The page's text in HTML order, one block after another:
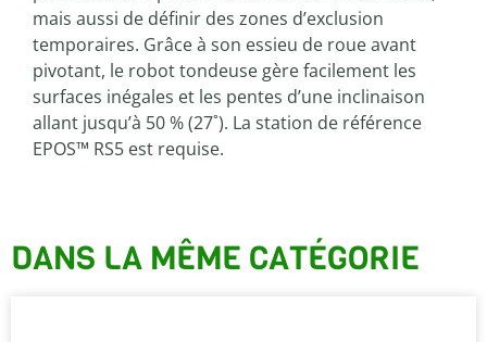
mais aussi de définir des zones d’exclusion
temporaires. Grâce à son essieu de roue avant
pivotant, le robot tondeuse gère facilement les
surfaces inégales et les pentes d’une inclinaison
allant jusqu’à 50 % (27˚). La station de référence
EPOS™ RS5 est requise.
DANS LA MÊME CATÉGORIE